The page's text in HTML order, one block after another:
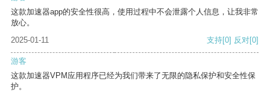
这款加速器app的安全性很高，使用过程中不会泄露个人信息，让我非常
放心。
2025-01-11
支持[0] 反对[0]
游客
这款加速器VPM应用程序已经为我们带来了无限的隐私保护和安全性保
护。